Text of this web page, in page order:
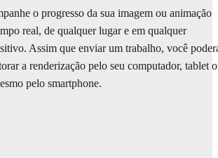
o progresso da sua imagem ou animação
real, de qualquer lugar e em qualquer
Assim que enviar um trabalho, você
a renderização pelo seu computador, tablet
pelo smartphone.